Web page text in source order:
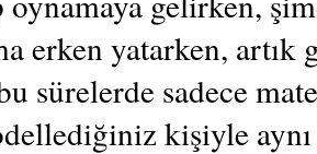
erken yatarken, artık
sürelerde sadece
kişiyle aynı